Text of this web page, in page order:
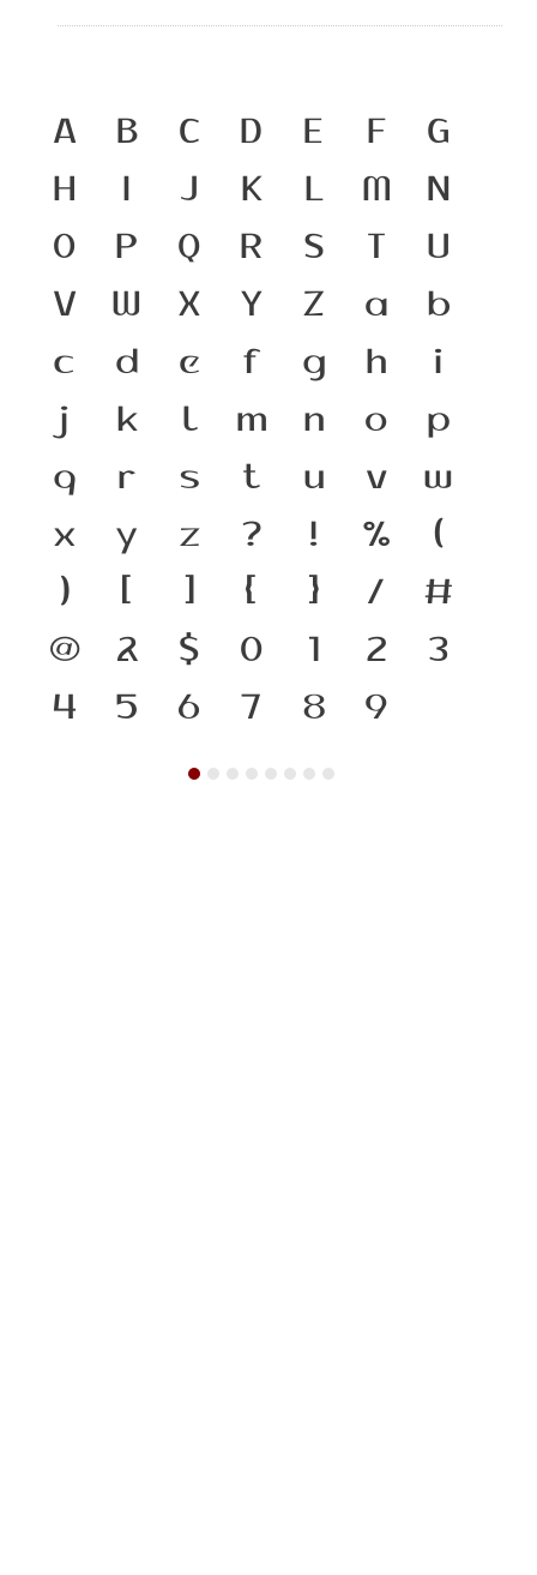
A B C D E F G
H I J K L M N
O P Q R S T U
V W X Y Z a b
c d e f g h i
j k l m n o p
q r s t u v w
x y z ? ! % (
) [ ] { } / #
@ & $ 0 1 2 3
4 5 6 7 8 9